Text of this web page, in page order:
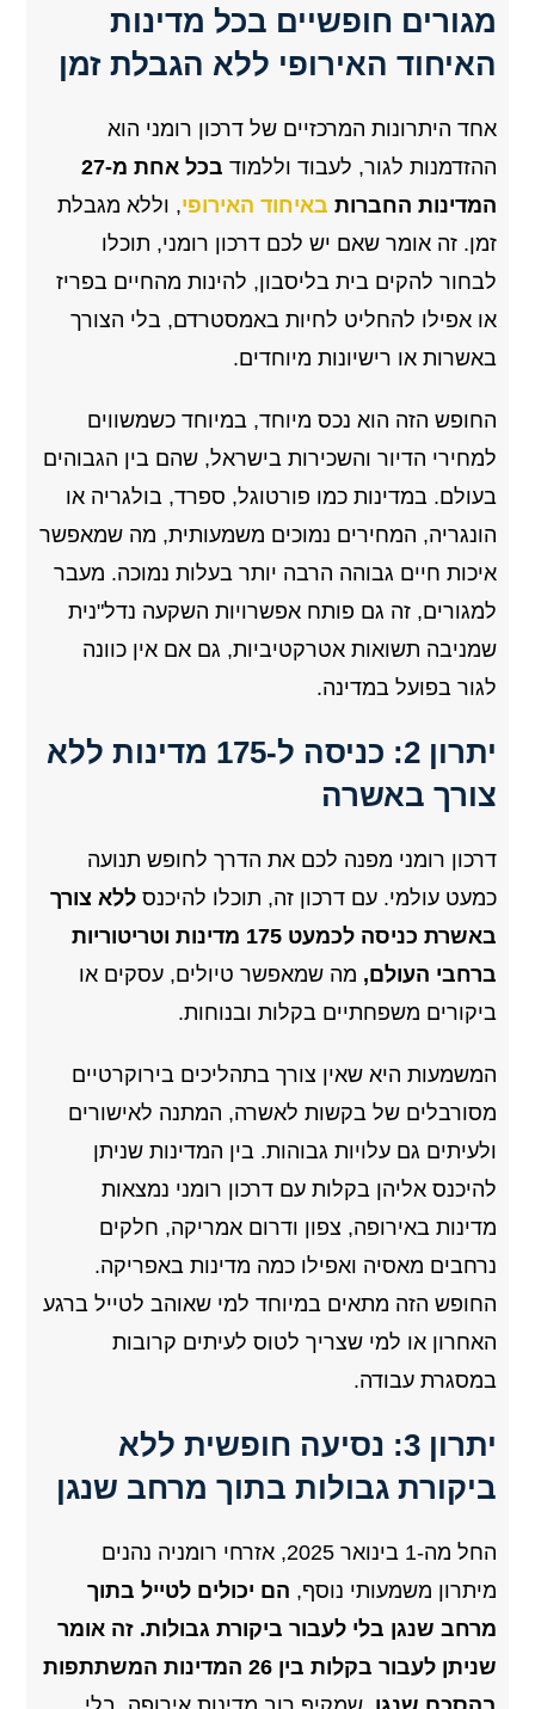
מגורים חופשיים בכל מדינות
האיחוד האירופי ללא הגבלת זמן
אחד היתרונות המרכזיים של דרכון רומני הוא
ההזדמנות לגור, לעבוד וללמוד
בכל אחת מ-27
המדינות החברות באיחוד האירופי, וללא מגבלת
זמן. זה אומר שאם יש לכם דרכון רומני, תוכלו
לבחור להקים בית בליסבון, להינות מהחיים בפריז
או אפילו להחליט לחיות באמסטרדם, בלי הצורך
באשרות או רישיונות מיוחדים.
החופש הזה הוא נכס מיוחד, במיוחד כשמשווים
למחירי הדיור והשכירות בישראל, שהם בין הגבוהים
בעולם. במדינות כמו פורטוגל, ספרד, בולגריה או
הונגריה, המחירים נמוכים משמעותית, מה שמאפשר
איכות חיים גבוהה הרבה יותר בעלות נמוכה. מעבר
למגורים, זה גם פותח אפשרויות השקעה נדל"נית
שמניבה תשואות אטרקטיביות, גם אם אין כוונה
לגור בפועל במדינה.
יתרון 2: כניסה ל-175 מדינות ללא
צורך באשרה
דרכון רומני מפנה לכם את הדרך לחופש תנועה
כמעט עולמי. עם דרכון זה, תוכלו להיכנסללא צורך
באשרת כניסה לכמעט 175 מדינות וטריטוריות
ברחבי העולם, מה שמאפשר טיולים, עסקים או
ביקורים משפחתיים בקלות ובנוחות.
המשמעות היא שאין צורך בתהליכים בירוקרטיים
מסורבלים של בקשות לאשרה, המתנה לאישורים
ולעיתים גם עלויות גבוהות. בין המדינות שניתן
להיכנס אליהן בקלות עם דרכון רומני נמצאות
מדינות באירופה, צפון ודרום אמריקה, חלקים
נרחבים מאסיה ואפילו כמה מדינות באפריקה.
החופש הזה מתאים במיוחד למי שאוהב לטייל ברגע
האחרון או למי שצריך לטוס לעיתים קרובות
במסגרת עבודה.
יתרון 3: נסיעה חופשית ללא
ביקורת גבולות בתוך מרחב שנגן
החל מה-1 בינואר 2025, אזרחי רומניה נהנים
מיתרון משמעותי נוסף, הם יכולים לטייל בתוך
מרחב שנגן בלי לעבור ביקורת גבולות. זה אומר
שניתן לעבור בקלות בין 26 המדינות המשתתפות